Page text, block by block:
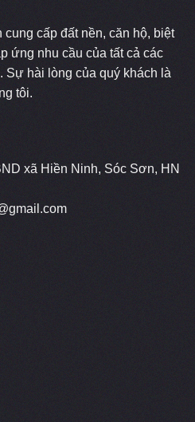
cấp đất nền, căn hộ, biệt
ứng nhu cầu của tất cả các
Sự hài lòng của quý khách là
tôi.
xã Hiền Ninh, Sóc Sơn, HN